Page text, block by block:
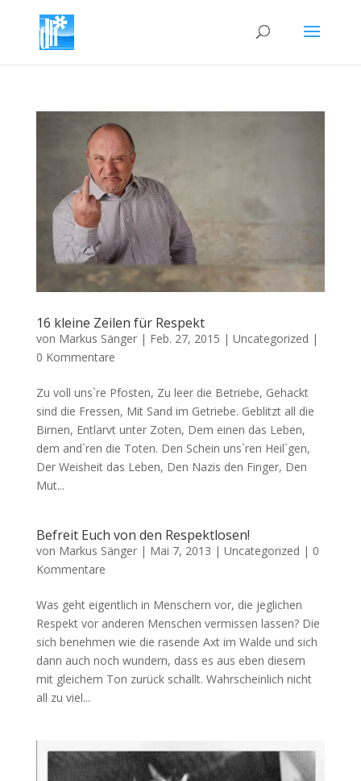
16 kleine Zeilen für Respekt
von Markus Sänger| Feb. 27, 2015 | Uncategorized |
0 Kommentare
Zu voll uns`re Pfosten, Zu leer die Betriebe, Gehackt
sind die Fressen, Mit Sand im Getriebe. Geblitzt all die
Birnen, Entlarvt unter Zoten, Dem einen das Leben,
dem and`ren die Toten. Den Schein uns`ren Heil`gen,
Der Weisheit das Leben, Den Nazis den Finger, Den
Mut...
Befreit Euch von den Respektlosen!
von Markus Sänger| Mai 7, 2013 | Uncategorized | 0
Kommentare
Was geht eigentlich in Menschern vor, die jeglichen
Respekt vor anderen Menschen vermissen lassen? Die
sich benehmen wie die rasende Axt im Walde und sich
dann auch noch wundern, dass es aus eben diesem
mit gleichem Ton zurück schallt. Wahrscheinlich nicht
all zu viel...